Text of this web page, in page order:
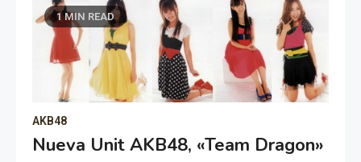
1 MIN READ
AKB48
Nueva Unit AKB48, «Team Dragon»